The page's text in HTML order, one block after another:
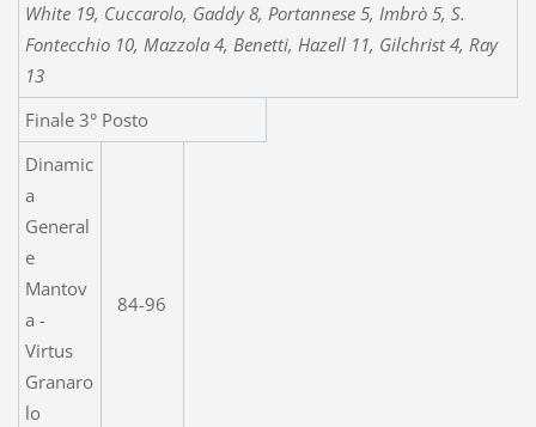
White 19, Cuccarolo, Gaddy 8, Portannese 5, Imbrò 5, S.
Fontecchio 10, Mazzola 4, Benetti, Hazell 11, Gilchrist 4, Ray
13
Finale 3° Posto
Dinamic
a
General
e
Mantov
a -
Virtus
Granaro
lo
84-96